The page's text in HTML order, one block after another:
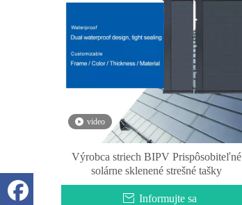
video
Výrobca striech BIPV Prispôsobiteľné
solárne sklenené strešné tašky
Informujte sa